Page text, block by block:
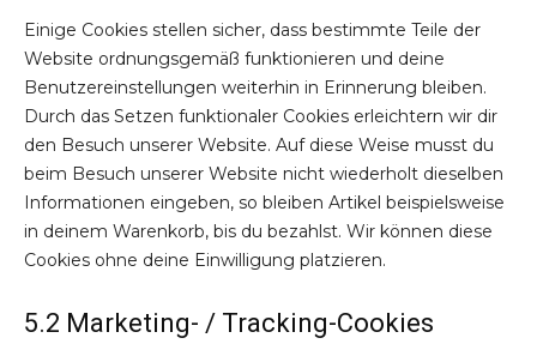
Einige Cookies stellen sicher, dass bestimmte Teile der
Website ordnungsgemäß funktionieren und deine
Benutzereinstellungen weiterhin in Erinnerung bleiben.
Durch das Setzen funktionaler Cookies erleichtern wir dir
den Besuch unserer Website. Auf diese Weise musst du
beim Besuch unserer Website nicht wiederholt dieselben
Informationen eingeben, so bleiben Artikel beispielsweise
in deinem Warenkorb, bis du bezahlst. Wir können diese
Cookies ohne deine Einwilligung platzieren.
5.2 Marketing- / Tracking-Cookies